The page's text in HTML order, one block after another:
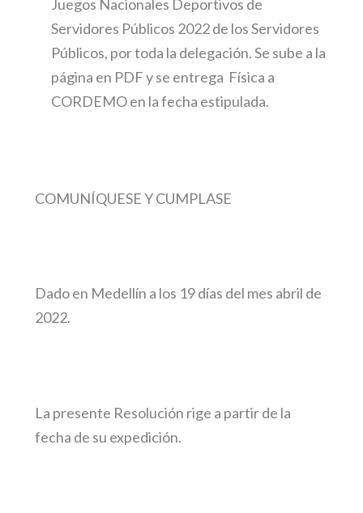
Juegos Nacionales Deportivos de
Servidores Públicos 2022 de los Servidores
Públicos, por toda la delegación. Se sube a la
página en PDF y se entrega Física a
CORDEMO en la fecha estipulada.
COMUNÍQUESE Y CUMPLASE
Dado en Medellín a los 19 días del mes abril de
2022.
La presente Resolución rige a partir de la
fecha de su expedición.